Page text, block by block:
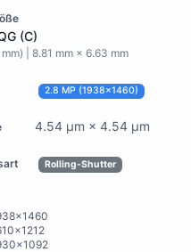
(C)
| 8.81 mm × 6.63 mm
2.8 MP (1938×1460)
4.54 µm × 4.54 µm
Rolling-Shutter